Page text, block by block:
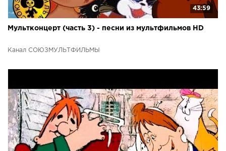
43:59
Мультконцерт (часть 3) - песни из мультфильмов HD
Канал СОЮЗМУЛЬТФИЛЬМЫ